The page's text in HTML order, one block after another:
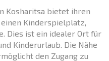
Kosharitsa bietet ihren
Kinderspielplatz,
Dies ist ein idealer Ort für
Kinderurlaub. Die Nähe
den Zugang zu